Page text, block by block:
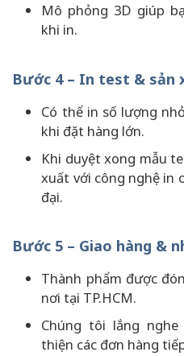
Mô phỏng 3D giúp
khi in.
Bước 4 – In test & sản
Có thể in số lượng
khi đặt hàng lớn.
Khi duyệt xong mẫu
xuất với công nghệ in
đại.
Bước 5 – Giao hàng &
Thành phẩm được
nơi tại TP.HCM.
Chúng tôi lắng
thiện các đơn hàng